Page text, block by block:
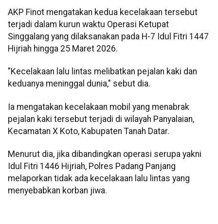
AKP Finot mengatakan kedua kecelakaan tersebut
terjadi dalam kurun waktu Operasi Ketupat
Singgalang yang dilaksanakan pada H-7 Idul Fitri 1447
Hijriah hingga 25 Maret 2026.
"Kecelakaan lalu lintas melibatkan pejalan kaki dan
keduanya meninggal dunia," sebut dia.
Ia mengatakan kecelakaan mobil yang menabrak
pejalan kaki tersebut terjadi di wilayah Panyalaian,
Kecamatan X Koto, Kabupaten Tanah Datar.
Menurut dia, jika dibandingkan operasi serupa yakni
Idul Fitri 1446 Hijriah, Polres Padang Panjang
melaporkan tidak ada kecelakaan lalu lintas yang
menyebabkan korban jiwa.